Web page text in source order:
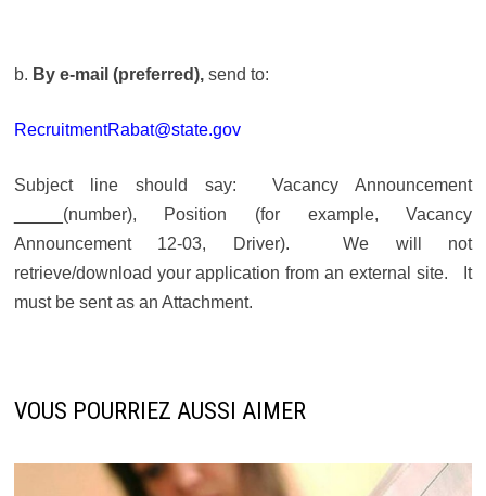
b. By e-mail (preferred),send to:
RecruitmentRabat@state.gov
Subject line should say: Vacancy Announcement
_____(number), Position (for example, Vacancy
Announcement 12-03, Driver). We will not
retrieve/download your application from an external site. It
must be sent as an Attachment.
VOUS POURRIEZ AUSSI AIMER